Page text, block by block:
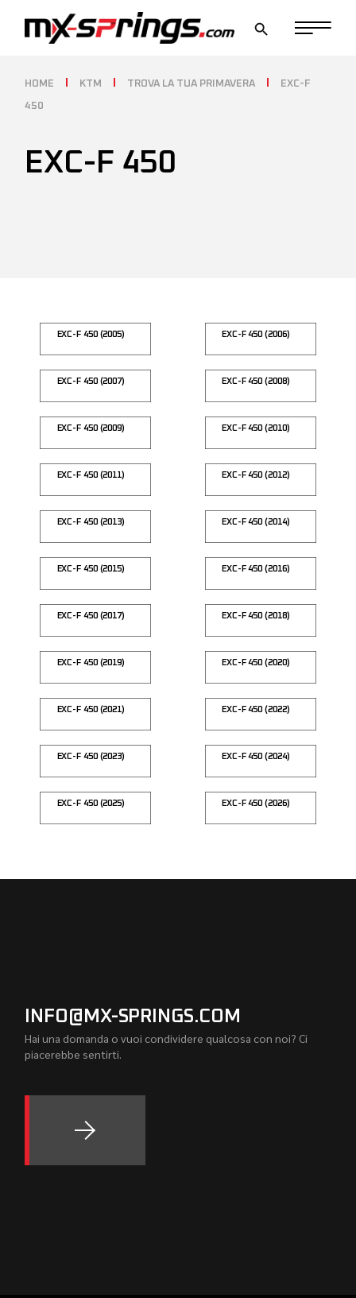
HOME KTM TROVA LA TUA PRIMAVERA EXC-F
450
EXC-F 450
EXC-F 450 (2005) EXC-F 450 (2006)
EXC-F 450 (2007) EXC-F 450 (2008)
EXC-F 450 (2009) EXC-F 450 (2010)
EXC-F 450 (2011) EXC-F 450 (2012)
EXC-F 450 (2013) EXC-F 450 (2014)
EXC-F 450 (2015) EXC-F 450 (2016)
EXC-F 450 (2017) EXC-F 450 (2018)
EXC-F 450 (2019) EXC-F 450 (2020)
EXC-F 450 (2021) EXC-F 450 (2022)
EXC-F 450 (2023) EXC-F 450 (2024)
EXC-F 450 (2025) EXC-F 450 (2026)
INFO@MX-SPRINGS.COM
Hai una domanda o vuoi condividere qualcosa con noi? Ci
piacerebbe sentirti.